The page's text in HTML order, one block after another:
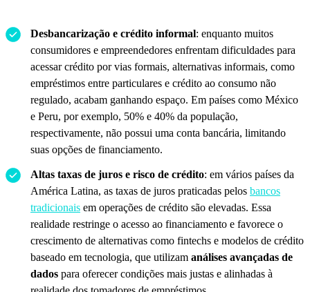
Desbancarização e crédito informal: enquanto muitos
consumidores e empreendedores enfrentam dificuldades para
acessar crédito por vias formais, alternativas informais, como
empréstimos entre particulares e crédito ao consumo não
regulado, acabam ganhando espaço. Em países como México
e Peru, por exemplo, 50% e 40% da população,
respectivamente, não possui uma conta bancária, limitando
suas opções de financiamento.
Altas taxas de juros e risco de crédito: em vários países da
América Latina, as taxas de juros praticadas pelos bancos
tradicionais em operações de crédito são elevadas. Essa
realidade restringe o acesso ao financiamento e favorece o
crescimento de alternativas como fintechs e modelos de crédito
baseado em tecnologia, que utilizam análises avançadas de
dados para oferecer condições mais justas e alinhadas à